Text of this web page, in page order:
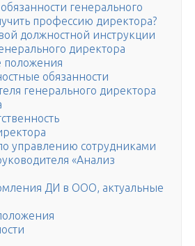
генерального
профессию директора?
должностной инструкции
директора
положения
обязанности
генерального директора
управлению сотрудниками
«Анализ
ДИ в ООО, актуальные